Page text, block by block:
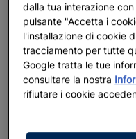
dalla tua interazione
pulsante "Accetta i
l'installazione di cookie
tracciamento per tutte
Google tratta le tue
consultare la nostra
rifiutare i cookie